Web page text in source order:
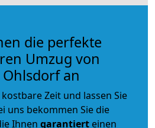
die perfekte
Umzug von
an
Zeit und lassen Sie
uns bekommen Sie die
Ihnen garantiert einen